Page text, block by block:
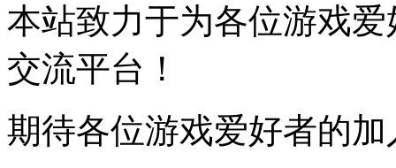
本站致力于为各位游戏
交流平台！
期待各位游戏爱好者的加